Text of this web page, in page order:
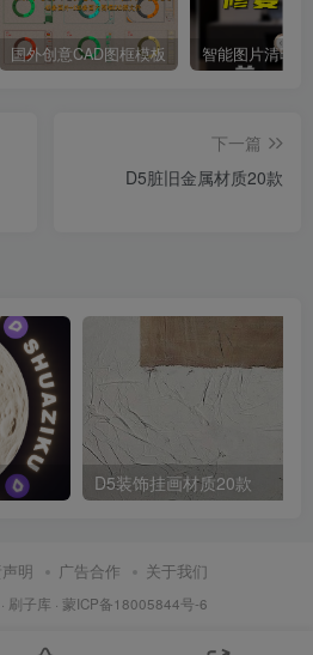
国外创意CAD图框模板
下一篇
D5脏旧金属材质20款
D5装饰挂画材质20款
明 广告合作 关于我们
刷子库 · 蒙ICP备18005844号-6